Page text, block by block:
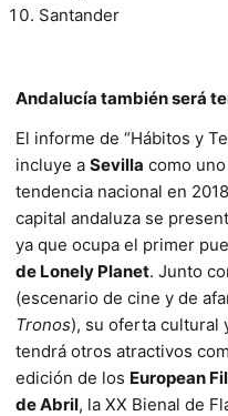
Santander
Andalucía también será
El informe de “Hábitos y
incluye a Sevilla como
tendencia nacional en
capital andaluza se
ya que ocupa el primer
de Lonely Planet. Junto
(escenario de cine y de
Tronos), su oferta cultural
tendrá otros atractivos
edición de los European
de Abril, la XX Bienal de